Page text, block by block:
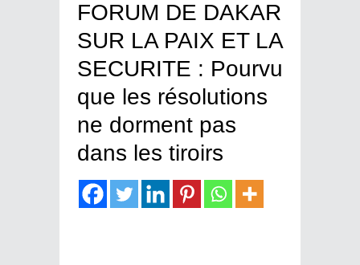
FORUM DE DAKAR
SUR LA PAIX ET LA
SECURITE : Pourvu
que les résolutions
ne dorment pas
dans les tiroirs